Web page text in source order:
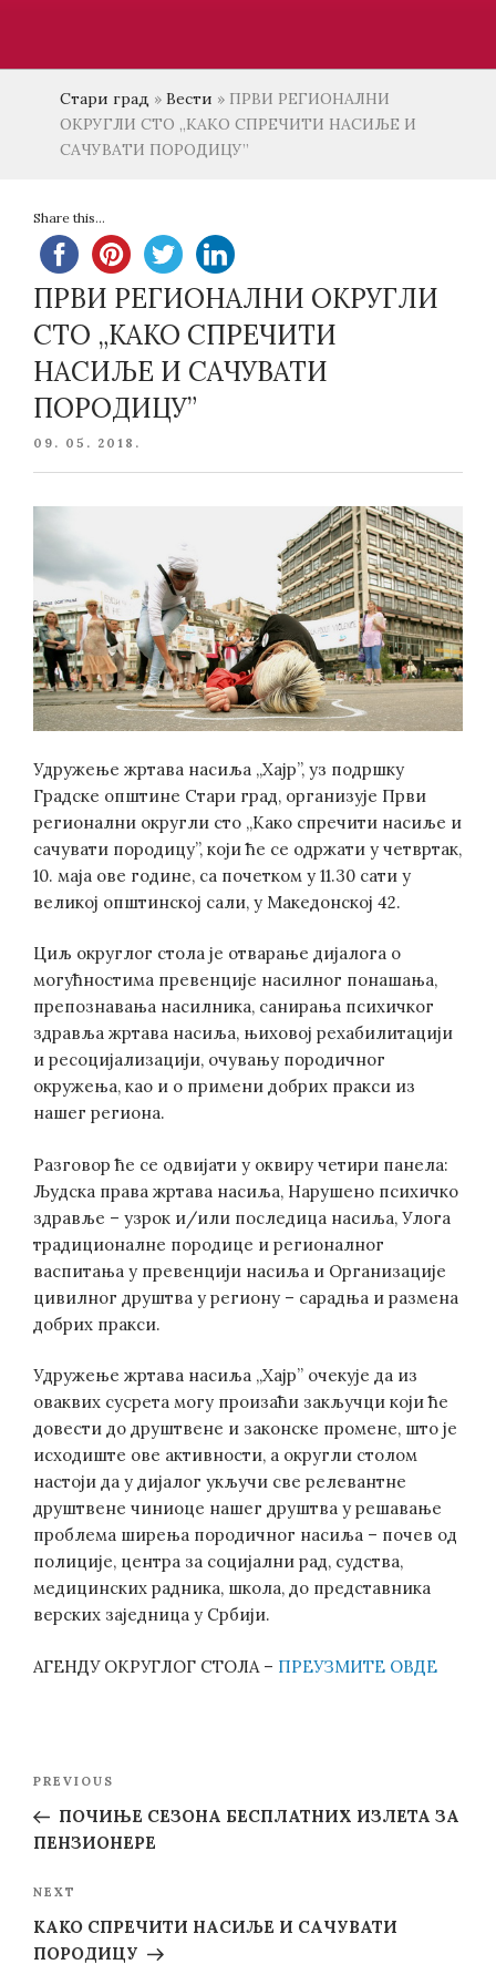
Стари град » Вести » ПРВИ РЕГИОНАЛНИ
ОКРУГЛИ СТО „КАКО СПРЕЧИТИ НАСИЉЕ И
САЧУВАТИ ПОРОДИЦУ”
Share this...
ПРВИ РЕГИОНАЛНИ ОКРУГЛИ
СТО „КАКО СПРЕЧИТИ
НАСИЉЕ И САЧУВАТИ
ПОРОДИЦУ”
POSTED
09. 05. 2018.
Удружење жртава насиља „Хајр”, уз подршку
Градске општине Стари град, организује Први
регионални округли сто „Како спречити насиље и
сачувати породицу”, који ће се одржати у четвртак,
10. маја ове године, са почетком у 11.30 сати у
великој општинској сали, у Македонској 42.
Циљ округлог стола је отварање дијалога о
могућностима превенције насилног понашања,
препознавања насилника, санирања психичког
здравља жртава насиља, њиховој рехабилитацији
и ресоцијализацији, очувању породичног
окружења, као и о примени добрих пракси из
нашег региона.
Разговор ће се одвијати у оквиру четири панела:
Људска права жртава насиља, Нарушено психичко
здравље – узрок и/или последица насиља, Улога
традиционалне породице и регионалног
васпитања у превенцији насиља и Организације
цивилног друштва у региону – сарадња и размена
добрих пракси.
Удружење жртава насиља „Хајр” очекује да из
оваквих сусрета могу произаћи закључци који ће
довести до друштвене и законске промене, што је
исходиште ове активности, а округли столом
настоји да у дијалог укључи све релевантне
друштвене чиниоце нашег друштва у решавање
проблема ширења породичног насиља – почев од
полиције, центра за социјални рад, судства,
медицинских радника, школа, до представника
верских заједница у Србији.
АГЕНДУ ОКРУГЛОГ СТОЛА – ПРЕУЗМИТЕ ОВДЕ
Post
Previous
Post
PREVIOUS
ПОЧИЊЕ СЕЗОНА БЕСПЛАТНИХ ИЗЛЕТА ЗА
ПЕНЗИОНЕРЕ
Next
Post
NEXT
КАКО СПРЕЧИТИ НАСИЉЕ И САЧУВАТИ
ПОРОДИЦУ